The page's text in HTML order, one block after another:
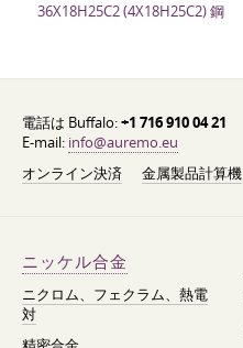
36Х18Н25С2 (4Х18Н25С2) 鋼
電話は Buffalo:+1 716 910 04 21
E-mail: info@auremo.eu
オンライン決済
金属製品計算機
ニッケル合金
ニクロム、フェクラム、熱電
対